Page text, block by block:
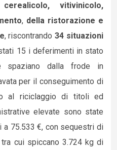
vitivinicolo,
, della ristorazione e
, riscontrando34 situazioni
15 i deferimenti in stato
dalla frode in
per il conseguimento di
al riciclaggio di titoli ed
elevate sono state
a 75.533 €, con sequestri di
cui spiccano 3.724 kg di